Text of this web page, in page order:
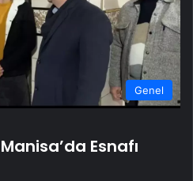
Genel
Esnafı